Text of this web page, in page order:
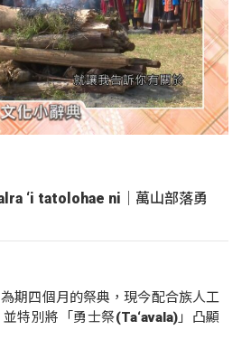
‘i tatolohae ni｜萬山部落勇
期四個月的祭典，現今配合族人工
特別將「勇士祭(Ta‘avala)」凸顯